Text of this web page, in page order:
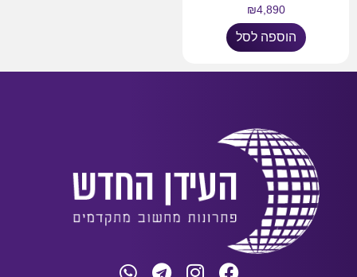
₪4,890
הוספה לסל